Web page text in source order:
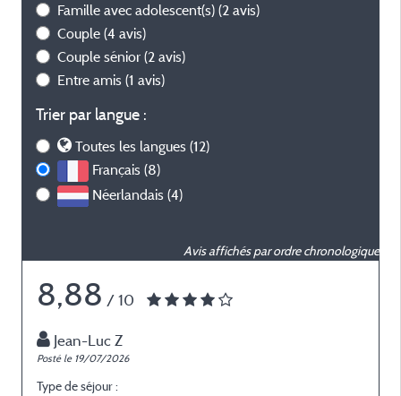
Famille avec adolescent(s) (2 avis)
Couple (4 avis)
Couple sénior (2 avis)
Entre amis (1 avis)
Trier par langue :
Toutes les langues (12)
Français (8)
Néerlandais (4)
Avis affichés par ordre chronologique
8,88 / 10
Jean-Luc Z
Posté le 19/07/2026
Type de séjour :